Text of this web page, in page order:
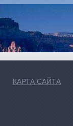
КАРТА САЙТА